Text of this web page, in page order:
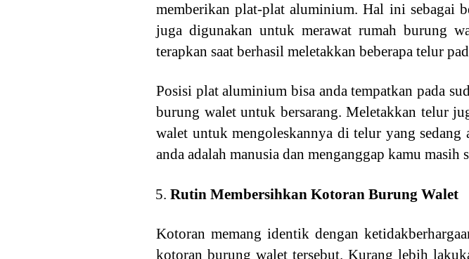
memberikan plat-plat aluminium. Hal ini sebagai
juga digunakan untuk merawat rumah burung
terapkan saat berhasil meletakkan beberapa telur
Posisi plat aluminium bisa anda tempatkan pada
burung walet untuk bersarang. Meletakkan telur
walet untuk mengoleskannya di telur yang
anda adalah manusia dan menganggap kamu
Rutin Membersihkan Kotoran Burung Walet
Kotoran memang identik dengan
kotoran burung walet tersebut. Kurang lebih